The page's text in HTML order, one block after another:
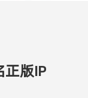
版IP